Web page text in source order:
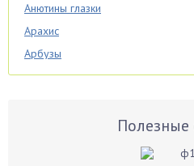
Анютины глазки
Арахис
Арбузы
Аспарагус
Полезные